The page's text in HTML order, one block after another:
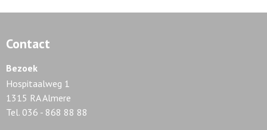
Contact
Bezoek
Hospitaalweg 1
1315 RA Almere
Tel. 036 - 868 88 88